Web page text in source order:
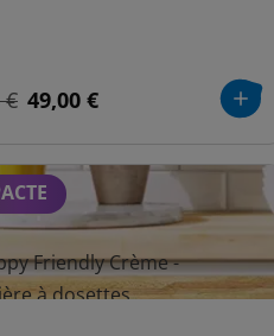
€ 49,00 €